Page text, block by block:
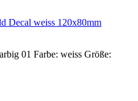
Decal weiss 120x80mm
01 Farbe: weiss Größe: